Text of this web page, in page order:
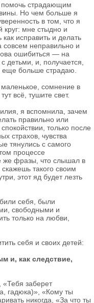
помочь страдающим
вины. Но чем больше я
в том, что я
круг: мне стыдно и
исправить и делать
неправильно и
ошибиться — на
детьми, и, получается,
еще больше страдаю.
сомнение в
всё, тушите свет.
я вспомнила, зачем
правильно или
только после
страхов, чувства
тянулись с самого
процессе
же фразы, что слышал в
такого своим
этот яд будет лезть
себя, были
свободными и
только на любви,
себя и своих детей:
и, как следствие,
«Тебя заберет
гадюка)», «Кому ты
никогда, «За что ты